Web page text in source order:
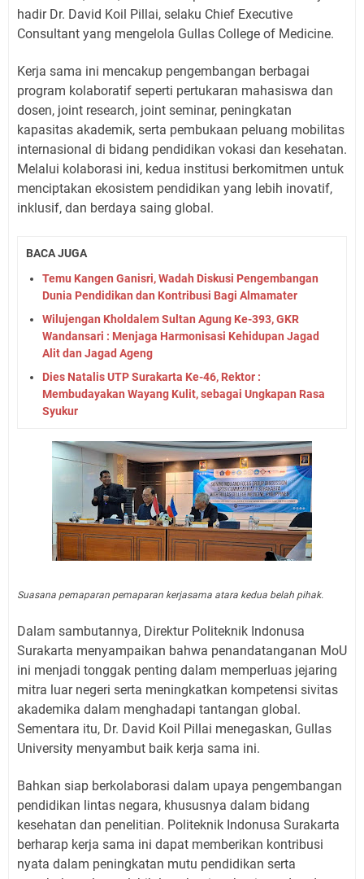
hadir Dr. David Koil Pillai, selaku Chief Executive
Consultant yang mengelola Gullas College of Medicine.
Kerja sama ini mencakup pengembangan berbagai
program kolaboratif seperti pertukaran mahasiswa dan
dosen, joint research, joint seminar, peningkatan
kapasitas akademik, serta pembukaan peluang mobilitas
internasional di bidang pendidikan vokasi dan kesehatan.
Melalui kolaborasi ini, kedua institusi berkomitmen untuk
menciptakan ekosistem pendidikan yang lebih inovatif,
inklusif, dan berdaya saing global.
BACA JUGA
Temu Kangen Ganisri, Wadah Diskusi Pengembangan
Dunia Pendidikan dan Kontribusi Bagi Almamater
Wilujengan Kholdalem Sultan Agung Ke-393, GKR
Wandansari : Menjaga Harmonisasi Kehidupan Jagad
Alit dan Jagad Ageng
Dies Natalis UTP Surakarta Ke-46, Rektor :
Membudayakan Wayang Kulit, sebagai Ungkapan Rasa
Syukur
Suasana pemaparan pemaparan kerjasama atara kedua belah pihak.
Dalam sambutannya, Direktur Politeknik Indonusa
Surakarta menyampaikan bahwa penandatanganan MoU
ini menjadi tonggak penting dalam memperluas jejaring
mitra luar negeri serta meningkatkan kompetensi sivitas
akademika dalam menghadapi tantangan global.
Sementara itu, Dr. David Koil Pillai menegaskan, Gullas
University menyambut baik kerja sama ini.
Bahkan siap berkolaborasi dalam upaya pengembangan
pendidikan lintas negara, khususnya dalam bidang
kesehatan dan penelitian. Politeknik Indonusa Surakarta
berharap kerja sama ini dapat memberikan kontribusi
nyata dalam peningkatan mutu pendidikan serta